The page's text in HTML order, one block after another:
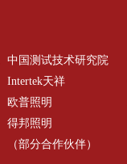
中国测试技术研究院
Intertek天祥
欧普照明
得邦照明
（部分合作伙伴）